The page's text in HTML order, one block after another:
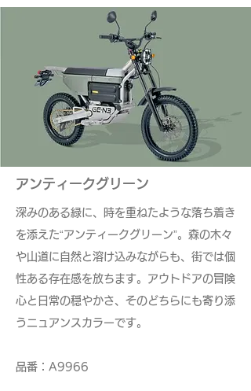
アンティークグリーン
深みのある緑に、時を重ねたような落ち着き
を添えた“アンティークグリーン”。森の木々
や山道に自然と溶け込みながらも、街では個
性ある存在感を放ちます。アウトドアの冒険
心と日常の穏やかさ、そのどちらにも寄り添
うニュアンスカラーです。
​品番：A9966